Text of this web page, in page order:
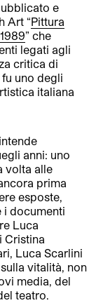
e
Art “Pittura
” che
legati agli
critica di
uno degli
italiana
anni: uno
volta alle
prima
esposte,
i documenti
Luca
Cristina
Luca Scarlini
vitalità, non
media, del
teatro.